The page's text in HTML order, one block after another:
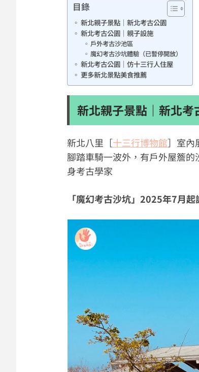
目錄
新北親子景點｜新北考古公園
新北考古公園｜親子設施
戶外考古沙池區
魔幻考古沙坑體驗（已暫停開放）
新北考古公園｜仿十三行人住屋
更多新北景點美食推薦
新北親子景點｜新北考
新北八里［十三行博物館］室內
腳踏車騎一波外，有戶外屋簷
身考古學家
「魔幻考古沙坑」2025年7月